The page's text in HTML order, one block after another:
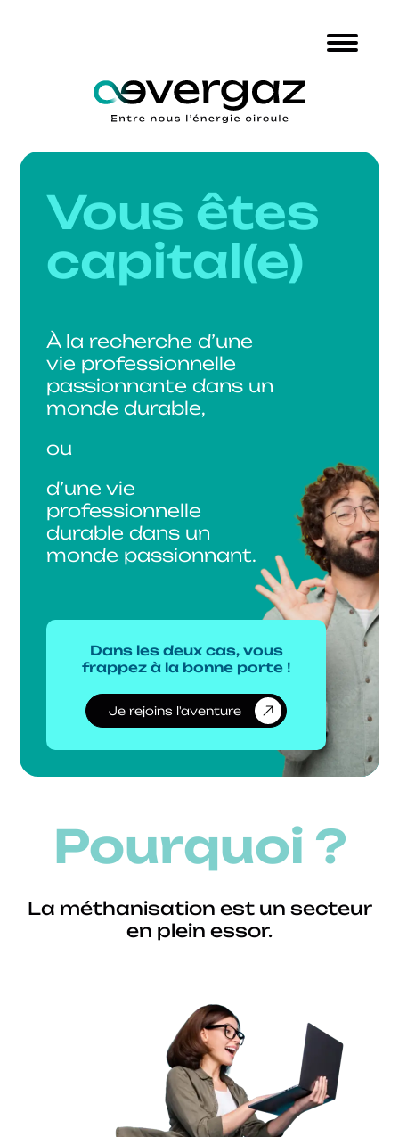
Vous êtes
capital(e)
À la recherche d’une
vie professionnelle
passionnante dans un
monde durable,
ou
d’une vie
professionnelle
durable dans un
monde passionnant.
Dans les deux cas, vous
frappez à la bonne porte !
Je rejoins l'aventure
Pourquoi ?
La méthanisation est un secteur
en plein essor.